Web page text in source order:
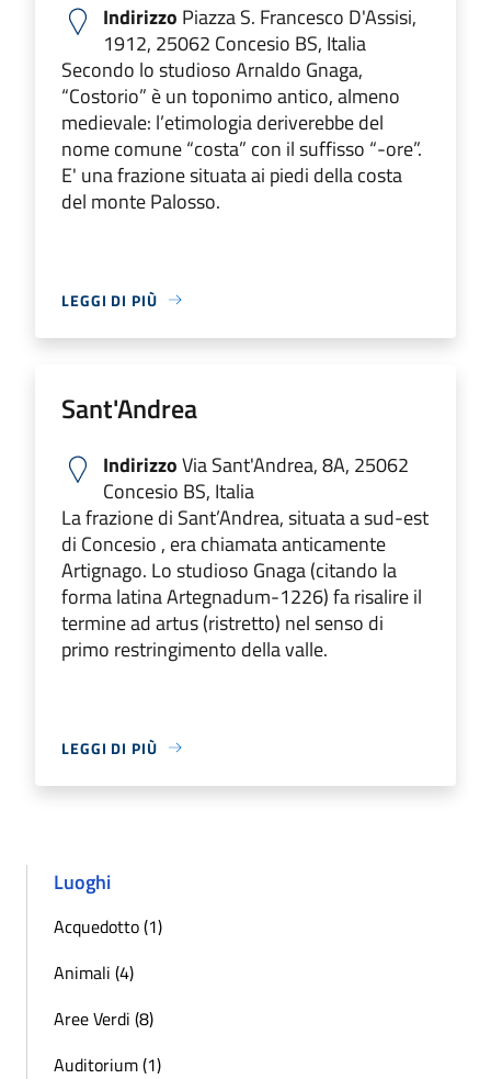
Indirizzo Piazza S. Francesco D'Assisi,
1912, 25062 Concesio BS, Italia
Secondo lo studioso Arnaldo Gnaga,
“Costorio” è un toponimo antico, almeno
medievale: l’etimologia deriverebbe del
nome comune “costa” con il suffisso “-ore”.
E' una frazione situata ai piedi della costa
del monte Palosso.
LEGGI DI PIÙ
Sant'Andrea
IndirizzoVia Sant'Andrea, 8A, 25062
Concesio BS, Italia
La frazione di Sant’Andrea, situata a sud-est
di Concesio , era chiamata anticamente
Artignago. Lo studioso Gnaga (citando la
forma latina Artegnadum-1226) fa risalire il
termine ad artus (ristretto) nel senso di
primo restringimento della valle.
LEGGI DI PIÙ
Luoghi
Acquedotto (1)
Animali (4)
Aree Verdi (8)
Auditorium (1)